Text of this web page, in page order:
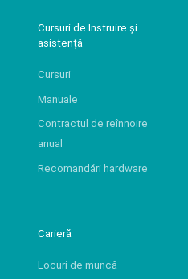
Cursuri de Instruire și
asistență
Cursuri
Manuale
Contractul de reînnoire
anual
Recomandări hardware
Carieră
Locuri de muncă